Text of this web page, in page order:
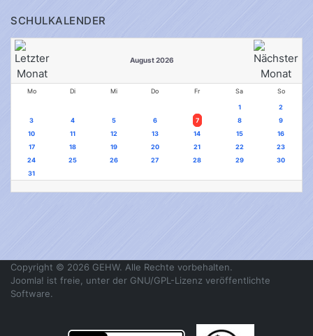
SCHULKALENDER
August 2026
Mo Di Mi Do Fr Sa So
1
2
3
4 5 6 7 8
9
10
11 12 13 14 15
16
17
18 19 20 21 22
23
24
25 26 27 28 29
30
31
Copyright © 2026 GEHW. Alle Rechte vorbehalten.
Joomla! ist freie, unter der GNU/GPL-Lizenz veröffentlichte
Software.